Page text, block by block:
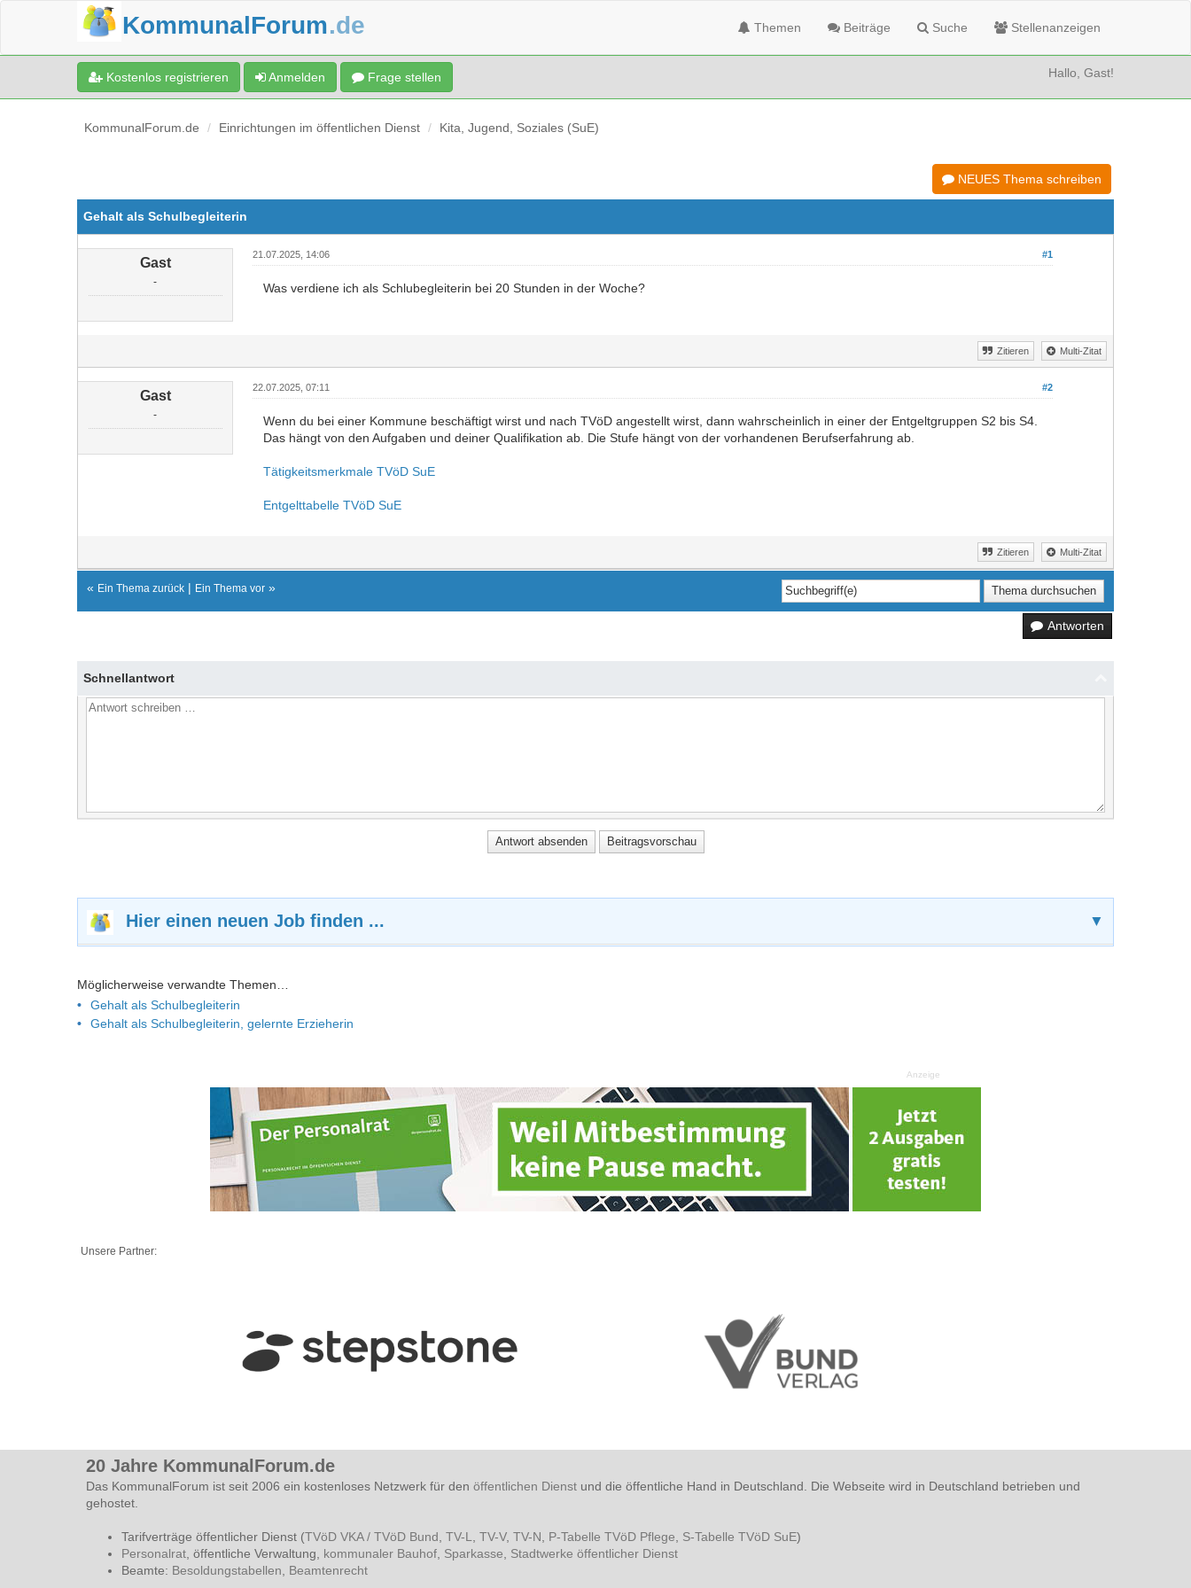
KommunalForum.de Themen Beiträge Suche Stellenanzeigen
Kostenlos registrieren Anmelden Frage stellen Hallo, Gast!
KommunalForum.de Einrichtungen im öffentlichen Dienst Kita, Jugend, Soziales (SuE)
NEUES Thema schreiben
Gehalt als Schulbegleiterin
Gast
-
#1
21.07.2025, 14:06
Was verdiene ich als Schlubegleiterin bei 20 Stunden in der Woche?
Zitieren Multi-Zitat
Gast
-
#2
22.07.2025, 07:11
Wenn du bei einer Kommune beschäftigt wirst und nach TVöD angestellt wirst, dann wahrscheinlich in einer der Entgeltgruppen S2 bis S4.
Das hängt von den Aufgaben und deiner Qualifikation ab. Die Stufe hängt von der vorhandenen Berufserfahrung ab.
Tätigkeitsmerkmale TVöD SuE
Entgelttabelle TVöD SuE
Zitieren Multi-Zitat
« Ein Thema zurück | Ein Thema vor »
Antworten
Schnellantwort
Hier einen neuen Job finden ... ▼
Möglicherweise verwandte Themen…
Gehalt als Schulbegleiterin
Gehalt als Schulbegleiterin, gelernte Erzieherin
Anzeige
Unsere Partner:
20 Jahre KommunalForum.de
Das KommunalForum ist seit 2006 ein kostenloses Netzwerk für den öffentlichen Dienst und die öffentliche Hand in Deutschland. Die Webseite wird in Deutschland betrieben und
gehostet.
Tarifverträge öffentlicher Dienst (TVöD VKA / TVöD Bund TV-L TV-V, TV-N P-Tabelle TVöD Pflege S-Tabelle TVöD SuE)
Personalrat , öffentliche Verwaltung, kommunaler Bauhof Sparkasse
Stadtwerke öffentlicher Dienst
Beamte: Besoldungstabellen Beamtenrecht